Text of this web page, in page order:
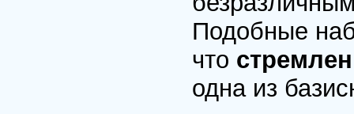
Подобные
что
одна из